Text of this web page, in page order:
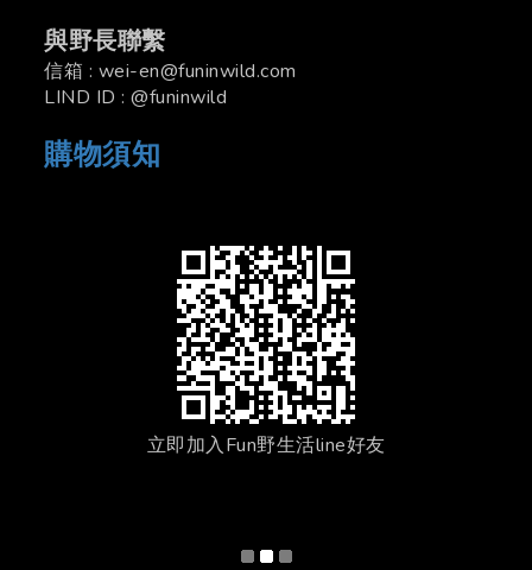
與野長聯繫
信箱 : wei-en@funinwild.com
LIND ID : @funinwild
購物須知
立即加入Fun野生活line好友